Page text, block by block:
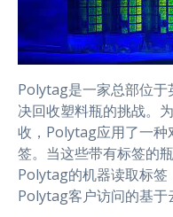
Polytag是一家总部位
决回收塑料瓶的挑战。
收，Polytag应用了一种
签。当这些带有标签的
Polytag的机器读取标
Polytag客户访问的基于